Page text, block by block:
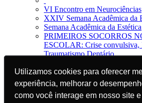
Utilizamos cookies para oferecer
experiência, melhorar o
como você interage em nosso site e
Utilizamos cookies para oferecer
experiência, melhorar o
como você interage em nosso site e
VI Encontro em Neurociências
XXIV Semana Acadêmica da
Semana Acadêmica da Estética
PRIMEIROS SOCORROS
ESCOLAR: Crise convulsiva,
Traumatismo Dentário
Jornal da Unisc
Notícias
Imprensa
Blog EAD